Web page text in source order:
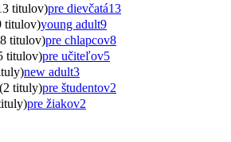
titulov)pre dievčatá13
titulov)young adult9
titulov)pre chlapcov8
titulov)pre učiteľov5
new adult3
tituly)pre študentov2
pre žiakov2